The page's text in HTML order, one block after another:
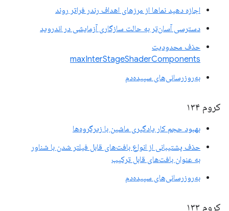
اجازه دهید نماها از مرزهای اهداف رندر فراتر روند
دسترسی آسان‌تر به حالت سازگاری آزمایشی در اندروید
حذف محدودیت
maxInterStageShaderComponents
به‌روزرسانی‌های سپیده‌دم
کروم ۱۳۴
بهبود حجم کار یادگیری ماشین با زیرگروه‌ها
حذف پشتیبانی از انواع بافت‌های قابل فیلتر شدن با شناور
به عنوان بافت‌های قابل ترکیب
به‌روزرسانی‌های سپیده‌دم
کروم ۱۳۳